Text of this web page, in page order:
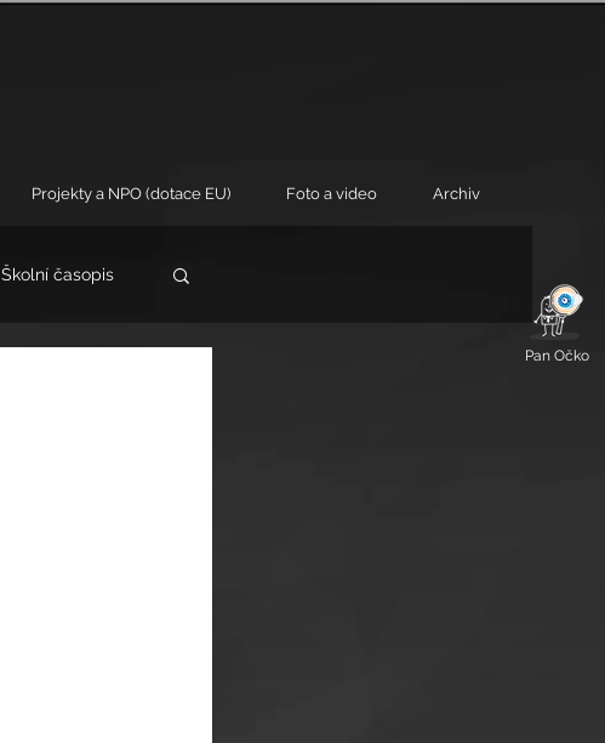
Pan Očko
Projekty a NPO (dotace EU) Foto a video Archiv
Školní časopis